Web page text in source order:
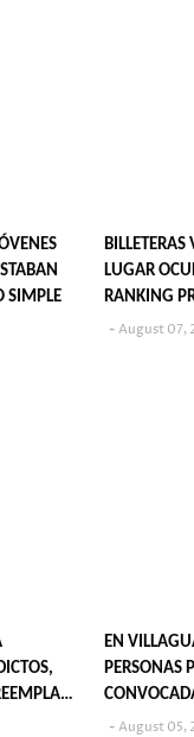
SIMPLE
LUGAR
RANKING
JUVENIL?
August 07,
EN
PERSONAS
August 05,